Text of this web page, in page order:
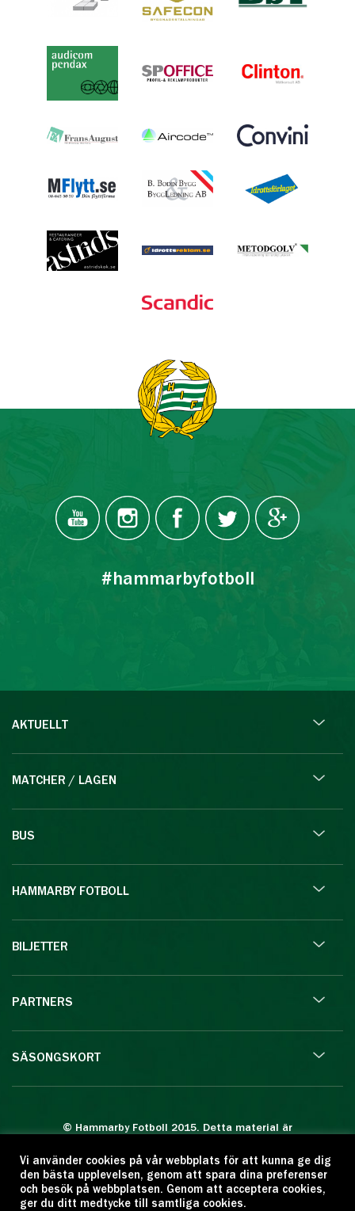
#hammarbyfotboll
AKTUELLT
MATCHER / LAGEN
BUS
HAMMARBY FOTBOLL
BILJETTER
PARTNERS
SÄSONGSKORT
© Hammarby Fotboll 2015. Detta material är
Eftertryck eller annan kopiering är förbjuden.
Citera oss gärna men ange källan:
www.hammarbyfotboll.se. Ansvarig utgivare:
Vi använder cookies på vår webbplats för att kunna ge dig
den bästa upplevelsen, genom att spara dina preferenser
och besök på webbplatsen. Genom att acceptera cookies,
ger du ditt medtycke till samtliga cookies.